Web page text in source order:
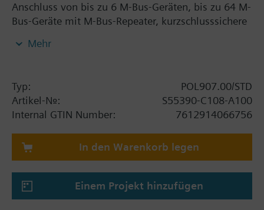
Anschluss von bis zu 6 M-Bus-Geräten, bis zu 64 M-
Bus-Geräte mit M-Bus-Repeater, kurzschlusssichere
Mehr
Typ:
POL907.00/STD
Artikel-Nr.:
S55390-C108-A100
Internal GTIN Number:
7612914066756
In den Warenkorb legen
Einem Projekt hinzufügen